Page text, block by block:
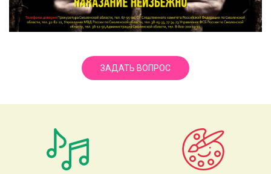
ЗАДАТЬ ВОПРОС